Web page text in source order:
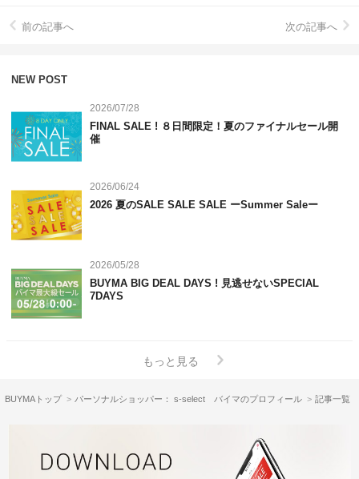
前の記事へ 次の記事へ
NEW POST
2026/07/28
FINAL SALE ! ８日間限定！夏のファイナルセール開
催
2026/06/24
2026 夏のSALE SALE SALE ーSummer Saleー
2026/05/28
BUYMA BIG DEAL DAYS ! 見逃せないSPECIAL
7DAYS
もっと見る
BUYMAトップ パーソナルショッパー： s-select バイマのプロフィール 記事一覧